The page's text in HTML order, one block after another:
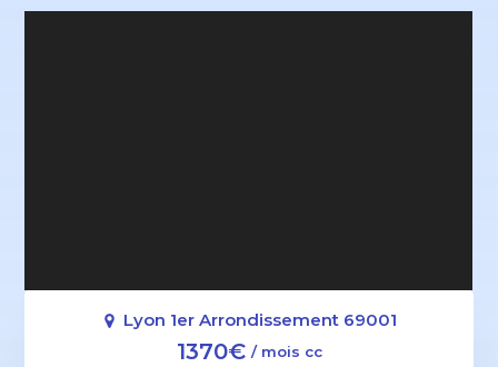
Lyon 1er Arrondissement 69001
1370€ / mois cc